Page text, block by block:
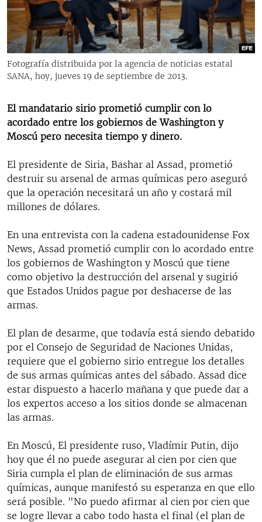
RADIO MARTÍ
ESPECIALES
ESPECIALES
LA REALIDAD DE LA VIVIENDA EN CUBA
LOS SANTOS DE HIALEAH
LA INVASIÓN DE RUSIA A UCRANIA
MULTIMEDIA
EDITORIALES
SÍGUENOS
Fotografía distribuida por la agencia de noticias estatal
SANA, hoy, jueves 19 de septiembre de 2013.
El mandatario sirio prometió cumplir con lo
acordado entre los gobiernos de Washington y
Moscú pero necesita tiempo y dinero.
El presidente de Siria, Bashar al Assad, prometió
destruir su arsenal de armas químicas pero aseguró
que la operación necesitará un año y costará mil
millones de dólares.
En una entrevista con la cadena estadounidense Fox
News, Assad prometió cumplir con lo acordado entre
los gobiernos de Washington y Moscú que tiene
como objetivo la destrucción del arsenal y sugirió
que Estados Unidos pague por deshacerse de las
armas.
El plan de desarme, que todavía está siendo debatido
por el Consejo de Seguridad de Naciones Unidas,
requiere que el gobierno sirio entregue los detalles
de sus armas químicas antes del sábado. Assad dice
estar dispuesto a hacerlo mañana y que puede dar a
los expertos acceso a los sitios donde se almacenan
las armas.
En Moscú, El presidente ruso, Vladímir Putin, dijo
hoy que él no puede asegurar al cien por cien que
Siria cumpla el plan de eliminación de sus armas
químicas, aunque manifestó su esperanza en que ello
será posible. "No puedo afirmar al cien por cien que
se logre llevar a cabo todo hasta el final (el plan de